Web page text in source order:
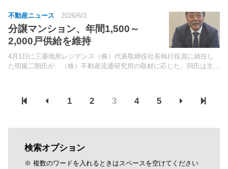
不動産ニュース 2026/6/3
分譲マンション、年間1,500～
2,000戸供給を維持
4月1日に三菱地所レジデンス（株）代表取締役社長執行役員に就任し
た明嵐二朗氏が、（株）不動産流通研究所の取材に応じた。同氏は主力
1 2 3 4 5
検索オプション
※ 複数のワードを入れるときはスペースを空けてください